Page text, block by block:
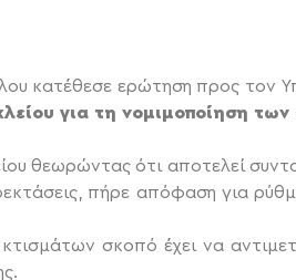
κατέθεσε ερώτηση προς τον
για τη νομιμοποίηση
θεωρώντας ότι αποτελεί
πήρε απόφαση για
σκοπό έχει να